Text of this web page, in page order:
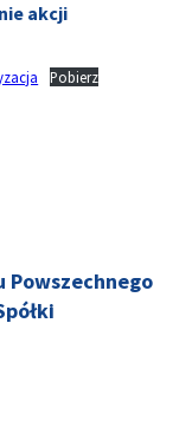
akcji
Pobierz
Powszechnego